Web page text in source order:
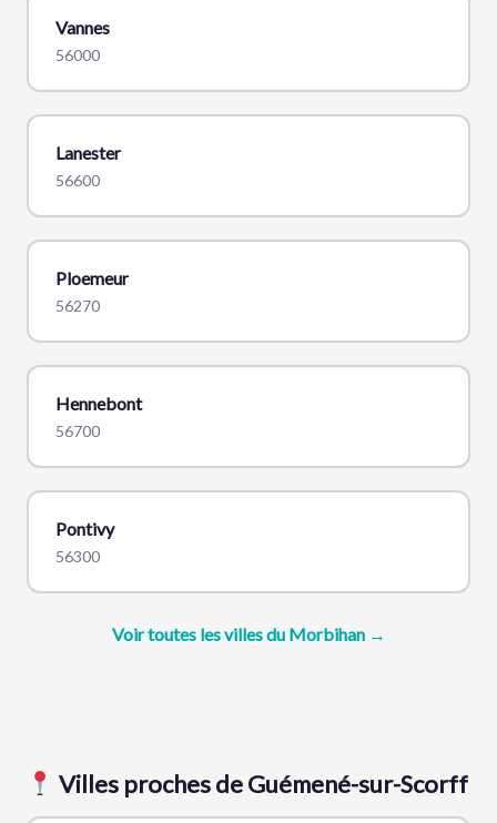
Vannes
56000
Lanester
56600
Ploemeur
56270
Hennebont
56700
Pontivy
56300
Voir toutes les villes du Morbihan →
Villes proches de Guémené-sur-Scorff